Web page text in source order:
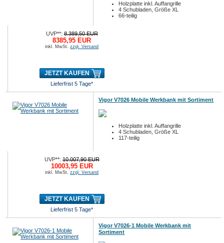
Holzplatte inkl. Auffangrille
4 Schubladen, Größe XL
66-teilig
UVP**:8.389,50 EUR
8385,95 EUR
inkl. MwSt.zzgl. Versand
JETZT KAUFEN
Lieferfrist 5 Tage*
Vigor V7026 Mobile Werkbank mit Sortiment
Holzplatte inkl. Auffangrille
4 Schubladen, Größe XL
117-teilig
UVP**:10.007,90 EUR
10003,95 EUR
inkl. MwSt.zzgl. Versand
JETZT KAUFEN
Lieferfrist 5 Tage*
Vigor V7026-1 Mobile Werkbank mit
Sortiment